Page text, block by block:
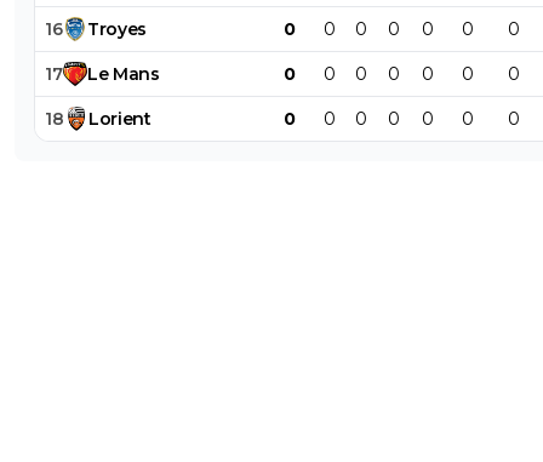
16 Troyes 0 0 0 0 0 0 0
17 Le Mans 0 0 0 0 0 0 0
18 Lorient 0 0 0 0 0 0 0